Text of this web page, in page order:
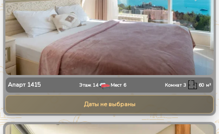
Апарт 1415 Этаж 14 Мест 6 Комнат3 60 м²
Даты не выбраны